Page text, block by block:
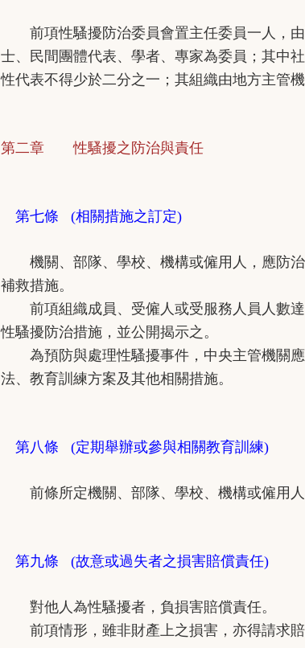
前項性騷擾防治委員會置主任委員一人，由
士、民間團體代表、學者、專家為委員；其中
性代表不得少於二分之一；其組織由地方主管機
第二章 性騷擾之防治與責任
第七條 (相關措施之訂定)
機關、部隊、學校、機構或僱用人，應防治
補救措施。
前項組織成員、受僱人或受服務人員人數達
性騷擾防治措施，並公開揭示之。
為預防與處理性騷擾事件，中央主管機關應
法、教育訓練方案及其他相關措施。
第八條 (定期舉辦或參與相關教育訓練)
前條所定機關、部隊、學校、機構或僱用人
第九條 (故意或過失者之損害賠償責任)
對他人為性騷擾者，負損害賠償責任。
前項情形，雖非財產上之損害，亦得請求賠